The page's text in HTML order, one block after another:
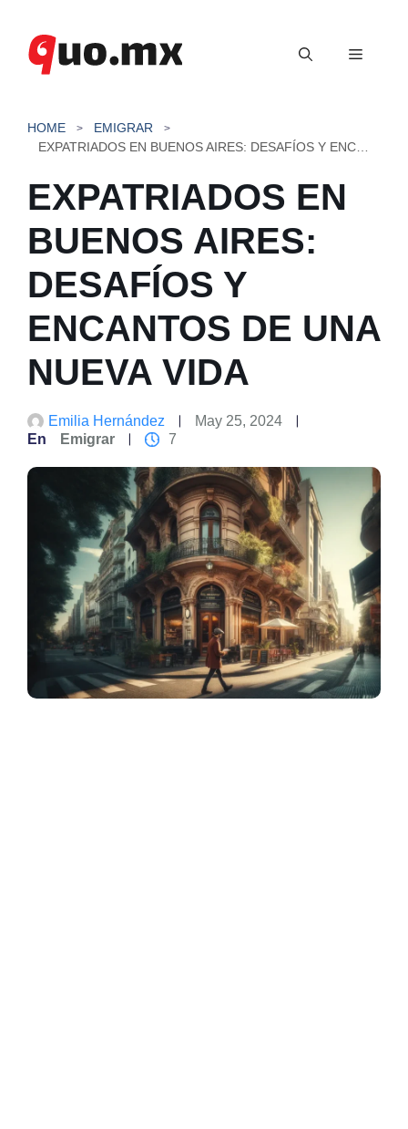
contenido
Menú
HOME
EMIGRAR
EXPATRIADOS EN
BUENOS AIRES:
DESAFÍOS Y
ENCANTOS DE UNA
NUEVA VIDA
Emilia Hernández
May 25, 2024
En
Emigrar 7